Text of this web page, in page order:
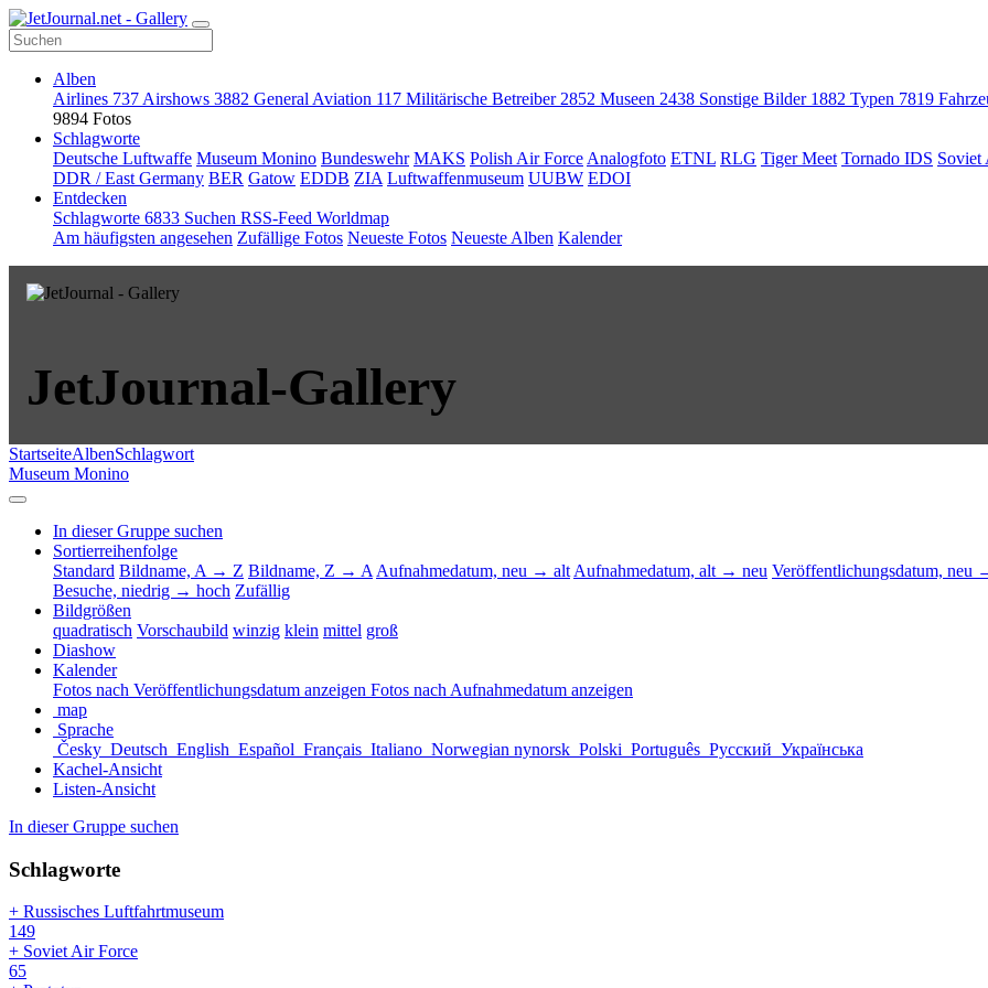
Alben
Airlines 737 Airshows 3882 General Aviation 117 Militärische Betreiber 2852 Museen 2438 Sonstige Bilder 1882 Typen 7819
9894 Fotos
Schlagworte
Deutsche Luftwaffe Museum Monino Bundeswehr MAKS Polish Air Force Analogfoto ETNL RLG Tiger Meet Tornado IDS Soviet
DDR / East Germany BER Gatow EDDB ZIA Luftwaffenmuseum UUBW EDOI
Entdecken
Schlagworte 6833 Suchen RSS-Feed Worldmap
Am häufigsten angesehen Zufällige Fotos Neueste Fotos Neueste Alben Kalender
JetJournal-Gallery
StartseiteAlbenSchlagwort
Museum Monino
In dieser Gruppe suchen
Sortierreihenfolge
Standard Bildname, A → Z Bildname, Z → A Aufnahmedatum, neu → alt Aufnahmedatum, alt → neu Veröffentlichungsdatum, neu
Besuche, niedrig → hoch Zufällig
Bildgrößen
quadratisch Vorschaubild winzig klein mittel groß
Diashow
Kalender
Fotos nach Veröffentlichungsdatum anzeigen Fotos nach Aufnahmedatum anzeigen
map
Sprache
Česky Deutsch English Español Français Italiano Norwegian nynorsk Polski Português Русский Українська
Kachel-Ansicht
Listen-Ansicht
In dieser Gruppe suchen
Schlagworte
+ Russisches Luftfahrtmuseum
149
+ Soviet Air Force
65